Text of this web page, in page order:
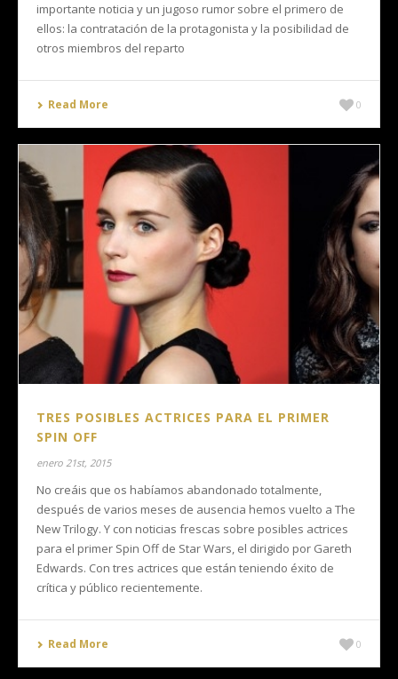
importante noticia y un jugoso rumor sobre el primero de
ellos: la contratación de la protagonista y la posibilidad de
otros miembros del reparto
Read More 0
TRES POSIBLES ACTRICES PARA EL PRIMER
SPIN OFF
enero 21st, 2015
No creáis que os habíamos abandonado totalmente,
después de varios meses de ausencia hemos vuelto a The
New Trilogy. Y con noticias frescas sobre posibles actrices
para el primer Spin Off de Star Wars, el dirigido por Gareth
Edwards. Con tres actrices que están teniendo éxito de
crítica y público recientemente.
Read More 0